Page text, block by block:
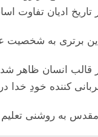
تاریخ ادیان تفاوت
برتری به شخصیت
قالب انسان ظاهر
‌کننده خودِ
به روشنی